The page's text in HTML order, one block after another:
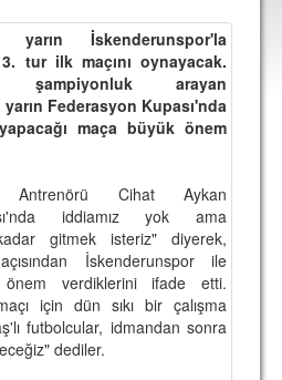
yarın İskenderunspor'la
tur ilk maçını oynayacak.
şampiyonluk arayan
Federasyon Kupası'nda
maça büyük önem
Antrenörü Cihat Aykan
iddiamız yok ama
gitmek isteriz" diyerek,
İskenderunspor ile
önem verdiklerini ifade etti.
için dün sıkı bir çalışma
futbolcular, idmandan sonra
dediler.